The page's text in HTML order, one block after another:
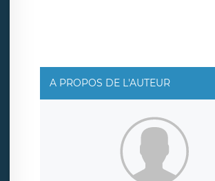
rue Léopold Sédar Senghor, joignable à
responsabledetraitement@legavox.fr.
également le droit d’introduire une
d’une autorité de contrôle.
A PROPOS DE L'AUTEUR